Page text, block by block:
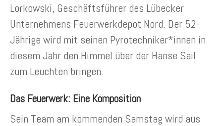
Lorkowski, Geschäftsführer des Lübecker
Unternehmens Feuerwerkdepot Nord. Der 52-
Jährige wird mit seinen Pyrotechniker*innen in
diesem Jahr den Himmel über der Hanse Sail
zum Leuchten bringen.
Das Feuerwerk: Eine Komposition
Sein Team am kommenden Samstag wird aus